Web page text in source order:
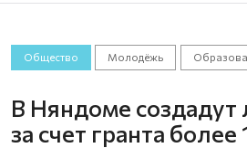
Общество Молодёжь
В Няндоме создадут
за счет гранта